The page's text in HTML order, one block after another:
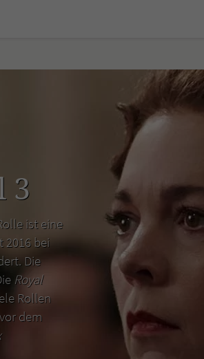
3
ist eine
2016 bei
Die
Royal
Rollen
dem